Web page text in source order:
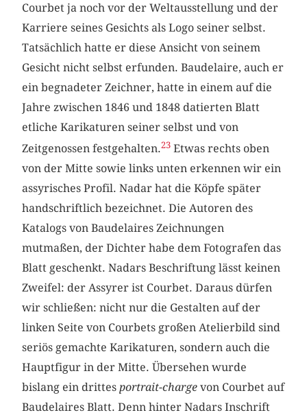
Courbet ja noch vor der Weltausstellung und der
Karriere seines Gesichts als Logo seiner selbst.
Tatsächlich hatte er diese Ansicht von seinem
Gesicht nicht selbst erfunden. Baudelaire, auch er
ein begnadeter Zeichner, hatte in einem auf die
Jahre zwischen 1846 und 1848 datierten Blatt
etliche Karikaturen seiner selbst und von
Zeitgenossen festgehalten.23 Etwas rechts oben
von der Mitte sowie links unten erkennen wir ein
assyrisches Profil. Nadar hat die Köpfe später
handschriftlich bezeichnet. Die Autoren des
Katalogs von Baudelaires Zeichnungen
mutmaßen, der Dichter habe dem Fotografen das
Blatt geschenkt. Nadars Beschriftung lässt keinen
Zweifel: der Assyrer ist Courbet. Daraus dürfen
wir schließen: nicht nur die Gestalten auf der
linken Seite von Courbets großen Atelierbild sind
seriös gemachte Karikaturen, sondern auch die
Hauptfigur in der Mitte. Übersehen wurde
bislang ein drittesportrait-charge von Courbet auf
Baudelaires Blatt. Denn hinter Nadars Inschrift